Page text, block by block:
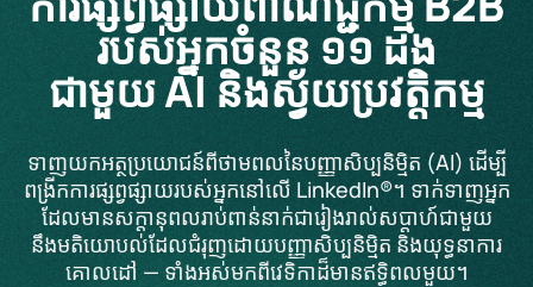
របស់អ្នកចំនួន ១១ ដង
ជាមួយ AI និងស្វ័យប្រវត្តិកម្ម
ទាញយកអត្ថប្រយោជន៍ពីថាមពលនៃបញ្ញាសិប្បនិម្មិត (AI) ដើម្បី
ពង្រីកការផ្សព្វផ្សាយរបស់អ្នកនៅលើ LinkedIn®។ ទាក់ទាញអ្នក
ដែលមានសក្តានុពលរាប់ពាន់នាក់ជារៀងរាល់សប្តាហ៍ជាមួយ
នឹងមតិយោបល់ដែលជំរុញដោយបញ្ញាសិប្បនិម្មិត និងយុទ្ធនាការ
គោលដៅ — ទាំងអស់មកពីវេទិកាដ៏មានឥទ្ធិពលមួយ។